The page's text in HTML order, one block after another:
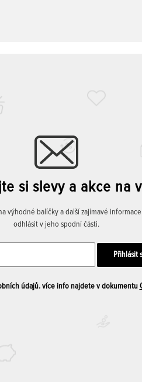
si slevy a akce na
výhodné balíčky a další zajímavé
odhlásit v jeho spodní části.
údajů. více info najdete v dokumentu